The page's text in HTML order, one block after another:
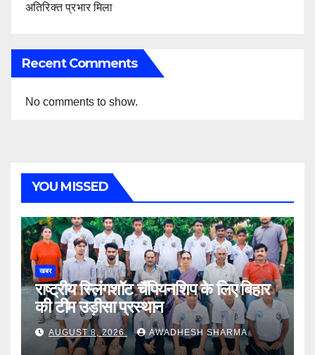
अतिरिक्त प्रभार मिला
Recent Comments
No comments to show.
YOU MISSED
खबर
राष्ट्रीय स्लिंगशॉट चैंपियनशिप के लिए बिहार
की टीम उड़ीसा प्रस्थान
AUGUST 8, 2026 AWADHESH SHARMA